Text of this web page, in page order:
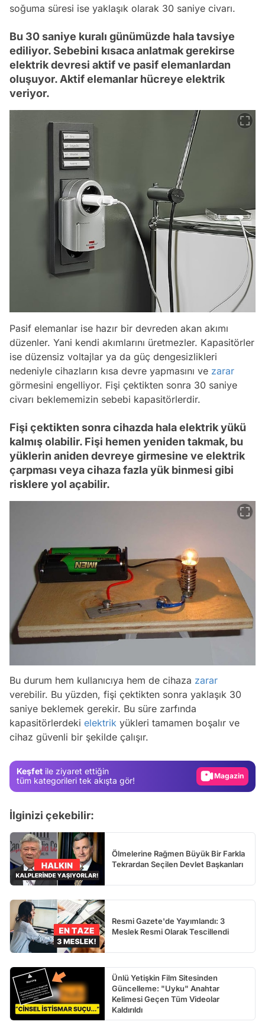
soğuma süresi ise yaklaşık olarak 30 saniye civarı.
Bu 30 saniye kuralı günümüzde hala tavsiye
ediliyor. Sebebini kısaca anlatmak gerekirse
elektrik devresi aktif ve pasif elemanlardan
oluşuyor. Aktif elemanlar hücreye elektrik
veriyor.
Pasif elemanlar ise hazır bir devreden akan akımı
düzenler. Yani kendi akımlarını üretmezler. Kapasitörler
ise düzensiz voltajlar ya da güç dengesizlikleri
nedeniyle cihazların kısa devre yapmasını ve zarar
görmesini engelliyor. Fişi çektikten sonra 30 saniye
civarı beklememizin sebebi kapasitörlerdir.
Fişi çektikten sonra cihazda hala elektrik yükü
kalmış olabilir. Fişi hemen yeniden takmak, bu
yüklerin aniden devreye girmesine ve elektrik
çarpması veya cihaza fazla yük binmesi gibi
risklere yol açabilir.
Bu durum hem kullanıcıya hem de cihaza zarar
verebilir. Bu yüzden, fişi çektikten sonra yaklaşık 30
saniye beklemek gerekir. Bu süre zarfında
kapasitörlerdeki elektrik yükleri tamamen boşalır ve
cihaz güvenli bir şekilde çalışır.
Keşfet ile ziyaret ettiğin
tüm kategorileri tek akışta gör!
Video
Test
Magazin
Video
İlginizi çekebilir:
Ölmelerine Rağmen Büyük Bir Farkla
Tekrardan Seçilen Devlet Başkanları
Resmi Gazete'de Yayımlandı: 3
Meslek Resmi Olarak Tescillendi
Ünlü Yetişkin Film Sitesinden
Güncelleme: "Uyku" Anahtar
Kelimesi Geçen Tüm Videolar
Kaldırıldı